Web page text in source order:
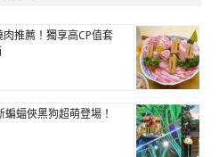
肉推薦！獨享高CP值套
蝠俠黑狗超萌登場！